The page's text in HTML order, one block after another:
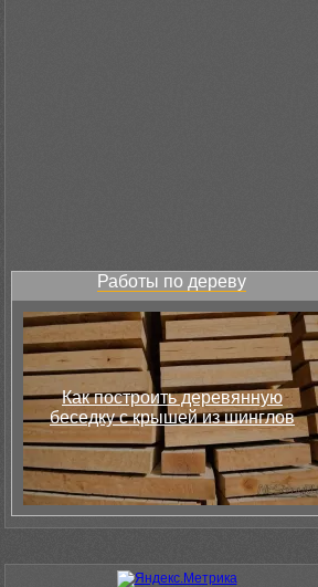
Работы по дереву
Как построить деревянную
беседку с крышей из шинглов